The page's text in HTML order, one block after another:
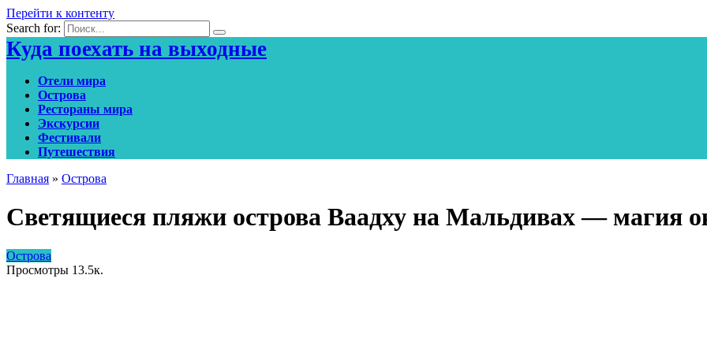
Перейти к контенту
Search for:
Куда поехать на выходные
Отели мира
Острова
Рестораны мира
Экскурсии
Фестивали
Путешествия
Главная » Острова
Светящиеся пляжи острова Ваадху на Мальдивах — магия
Острова
Просмотры 13.5к.